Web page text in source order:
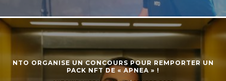
NTO ORGANISE UN CONCOURS POUR REMPORTER UN
PACK NFT DE « APNEA » !